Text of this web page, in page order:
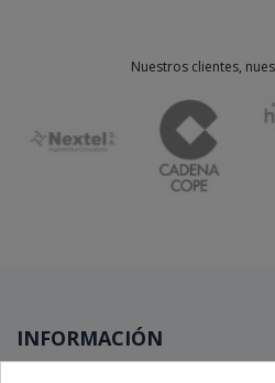
Nuestros clientes,
INFORMACIÓN